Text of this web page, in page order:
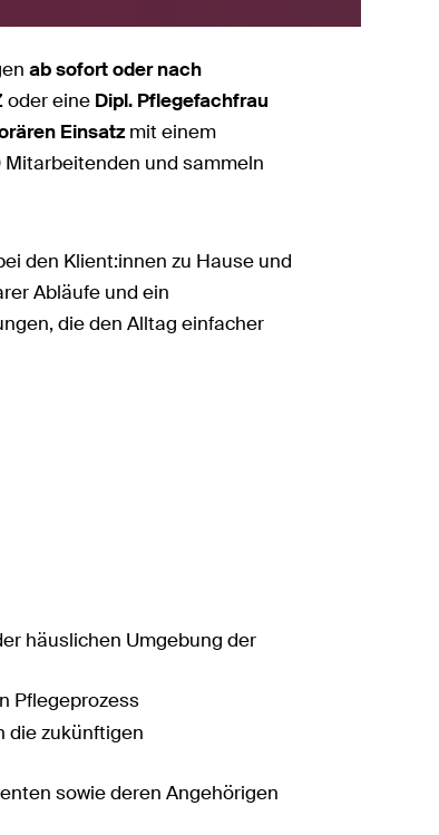
ab sofort oder nach
oder eine Dipl. Pflegefachfrau
Einsatzmit einem
und sammeln
den Klient:innen zu Hause und
Abläufe und ein
die den Alltag einfacher
häuslichen Umgebung der
Pflegeprozess
die zukünftigen
sowie deren Angehörigen